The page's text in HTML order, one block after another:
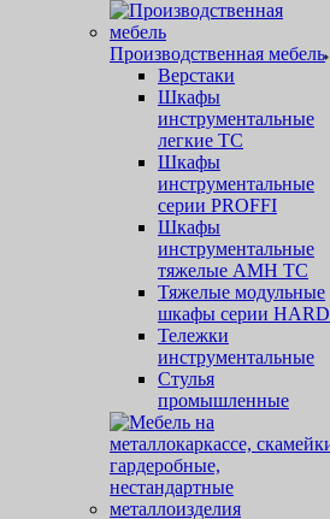
Производственная мебель
Верстаки
Шкафы
инструментальные
легкие ТС
Шкафы
инструментальные
серии PROFFI
Шкафы
инструментальные
тяжелые AMH TC
Тяжелые модульные
шкафы серии HARD
Тележки
инструментальные
Стулья
промышленные